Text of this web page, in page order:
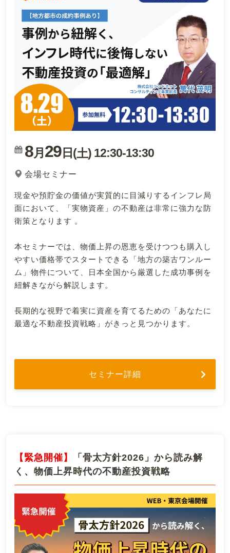
8月 29日(土) 12:30-13:30
会場セミナー
現金や預貯金の価値が実質的に目減りするインフレ局
面において、「実物資産」の不動産は非常に強力な防
衛策となります 。
本セミナーでは、物価上昇の恩恵を受けつつも購入し
やすい価格帯でスタートできる「地方の築古ワンルー
ム」物件について、日本全国から厳選した成功事例を
紐解きながら解説します。
長期的な視野で着実に資産を育てるための「あなたに
最適な不動産投資戦略」がきっと見つかります。
セミナー詳細
【緊急開催】
「骨太方針2026」から読み解
く、物価上昇時代の不動産投資戦略